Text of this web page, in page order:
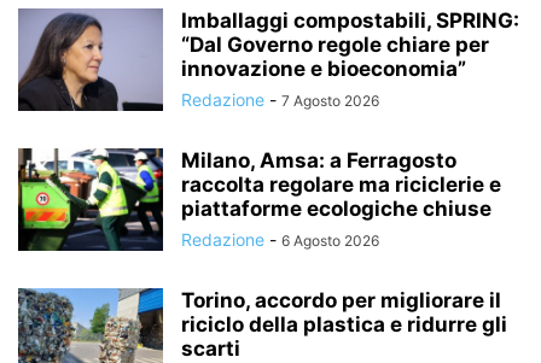
Imballaggi compostabili, SPRING:
“Dal Governo regole chiare per
innovazione e bioeconomia”
Redazione - 7 Agosto 2026
Milano, Amsa: a Ferragosto
raccolta regolare ma riciclerie e
piattaforme ecologiche chiuse
Redazione - 6 Agosto 2026
Torino, accordo per migliorare il
riciclo della plastica e ridurre gli
scarti